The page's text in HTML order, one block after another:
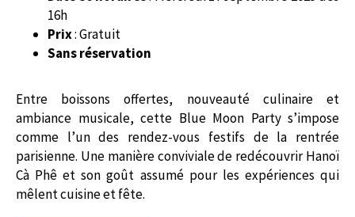
16h
Prix: Gratuit
Sans réservation
Entre boissons offertes, nouveauté culinaire et
ambiance musicale, cette Blue Moon Party s’impose
comme l’un des rendez-vous festifs de la rentrée
parisienne. Une manière conviviale de redécouvrir Hanoï
Cà Phê et son goût assumé pour les expériences qui
mêlent cuisine et fête.